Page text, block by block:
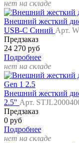
нет на складе
Внешний жесткий
USB-C Синий Арт.
Предзаказ
24 270 руб
Подробнее
нет на складе
Внешний жесткий
2.5" Арт.
Предзаказ
0 руб
Подробнее
нет на складе